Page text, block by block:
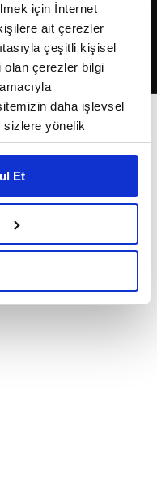
için İnternet
ait çerezler
çeşitli kişisel
çerezler bilgi
daha işlevsel
sizlere yönelik
amaçlarıyla
paneli vasıtasıyla
detaylı bilgi için
Bilgilendirme
Et